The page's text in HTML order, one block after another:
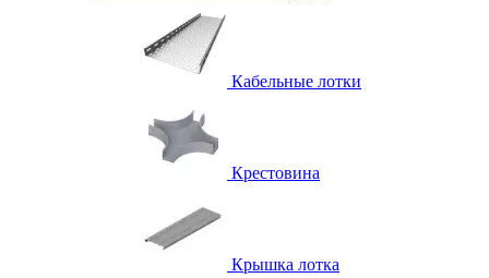
Кабельные лотки
Крестовина
Крышка лотка